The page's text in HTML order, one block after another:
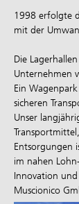
1998 erfolgte
mit der
Die
Unternehmen
Ein
sicheren
Unser
Entsorgungen
im nahen
Innovation
Muscionico